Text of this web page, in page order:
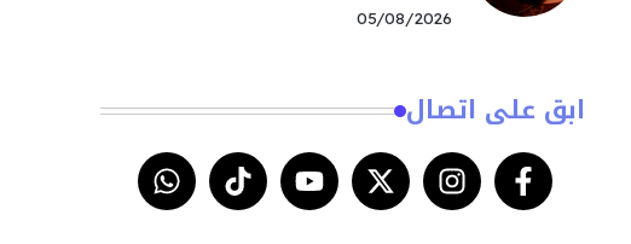
05/08/2026
ابق على اتصال